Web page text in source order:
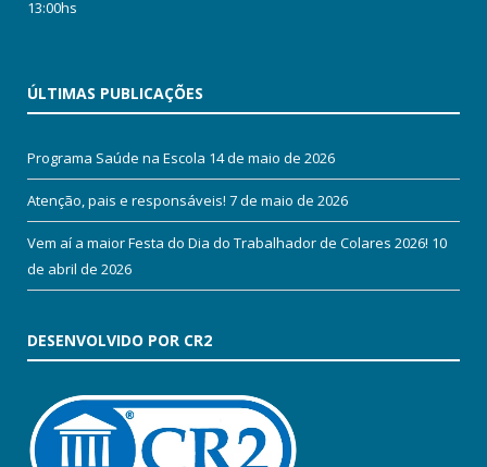
13:00hs
ÚLTIMAS PUBLICAÇÕES
Programa Saúde na Escola 14 de maio de 2026
Atenção, pais e responsáveis! 7 de maio de 2026
Vem aí a maior Festa do Dia do Trabalhador de Colares 2026! 10
de abril de 2026
DESENVOLVIDO POR CR2